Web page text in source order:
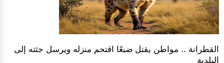
القطرانة .. مواطن يقتل ضبعًا اقتحم منزله ويرسل جثته إلى
البلدية